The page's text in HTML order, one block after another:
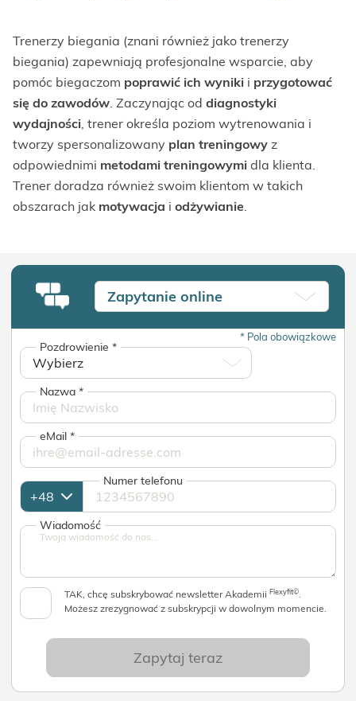
Trenerzy biegania (znani również jako trenerzy
biegania) zapewniają profesjonalne wsparcie, aby
pomóc biegaczom poprawić ich wyniki i przygotować
się do zawodów. Zaczynając od diagnostyki
wydajności, trener określa poziom wytrenowania i
tworzy spersonalizowany plan treningowy z
odpowiednimi metodami treningowymi dla klienta.
Trener doradza również swoim klientom w takich
obszarach jak motywacja i odżywianie.
Zapytanie online
*Pola obowiązkowe
Pozdrowienie*
Nazwa*
eMail*
Numer telefonu
Wiadomość
TAK, chcę subskrybować newsletter AkademiiFlexyfit©.
Możesz zrezygnować z subskrypcji w dowolnym momencie.
Zapytaj teraz